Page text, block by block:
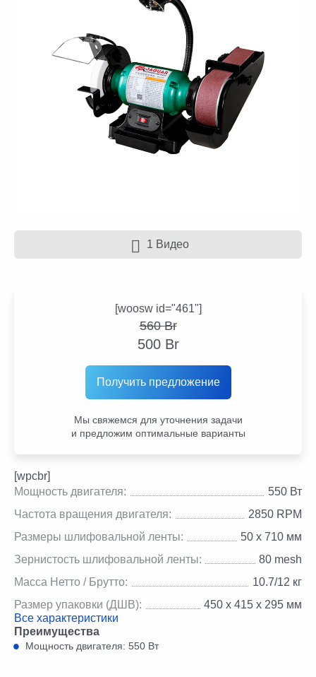
1 Видео
[woosw id="461"]
560Br
500 Br
Получить предложение
Мы свяжемся для уточнения задачи
и предложим оптимальные варианты
[wpcbr]
Мощность двигателя:
550 Вт
Частота вращения двигателя:
2850 RPM
Размеры шлифовальной ленты:
50 х 710 мм
Зернистость шлифовальной ленты:
80 mesh
Масса Нетто / Брутто:
10.7/12 кг
Размер упаковки (ДШВ):
450 х 415 х 295 мм
Все характеристики
Преимущества
Мощность двигателя: 550 Вт